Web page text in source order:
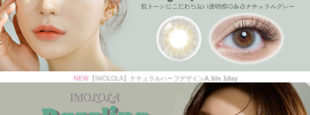
NEW【IMOLOLA】ナチュラルハーフデザインA.ble 1day